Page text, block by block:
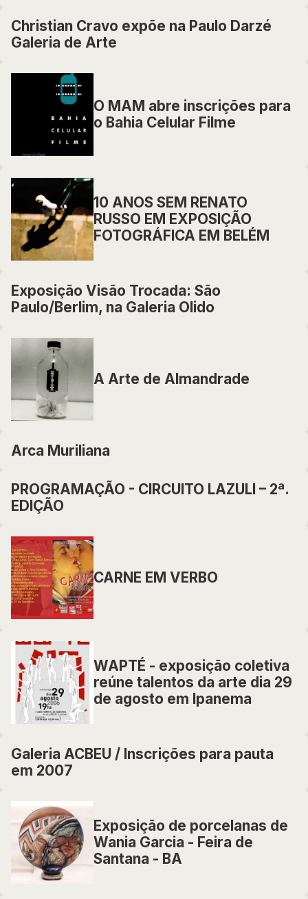
Christian Cravo expõe na Paulo Darzé
Galeria de Arte
O MAM abre inscrições para
o Bahia Celular Filme
10 ANOS SEM RENATO
RUSSO EM EXPOSIÇÃO
FOTOGRÁFICA EM BELÉM
Exposição Visão Trocada: São
Paulo/Berlim, na Galeria Olido
A Arte de Almandrade
Arca Muriliana
PROGRAMAÇÃO - CIRCUITO LAZULI – 2ª.
EDIÇÃO
CARNE EM VERBO
WAPTÉ - exposição coletiva
reúne talentos da arte dia 29
de agosto em Ipanema
Galeria ACBEU / Inscrições para pauta
em 2007
Exposição de porcelanas de
Wania Garcia - Feira de
Santana - BA